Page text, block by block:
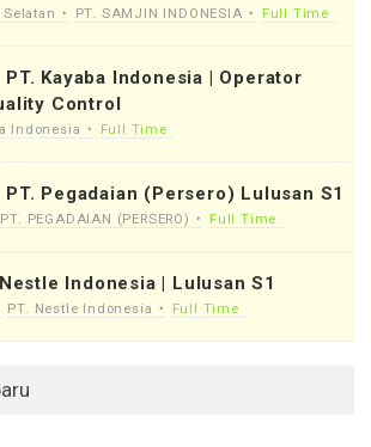
PT. SAMJIN INDONESIA Full Time
Kayaba Indonesia | Operator
Control
Indonesia Full Time
Pegadaian (Persero) Lulusan S1
PT. PEGADAIAN (PERSERO) Full Time
Indonesia | Lulusan S1
PT. Nestle Indonesia Full Time